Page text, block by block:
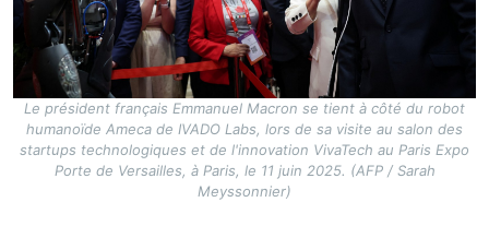
Le président français Emmanuel Macron se tient à côté du robot
humanoïde Ameca de IVADO Labs, lors de sa visite au salon des
startups technologiques et de l'innovation VivaTech au Paris Expo
Porte de Versailles, à Paris, le 11 juin 2025. (AFP / Sarah
Meyssonnier)